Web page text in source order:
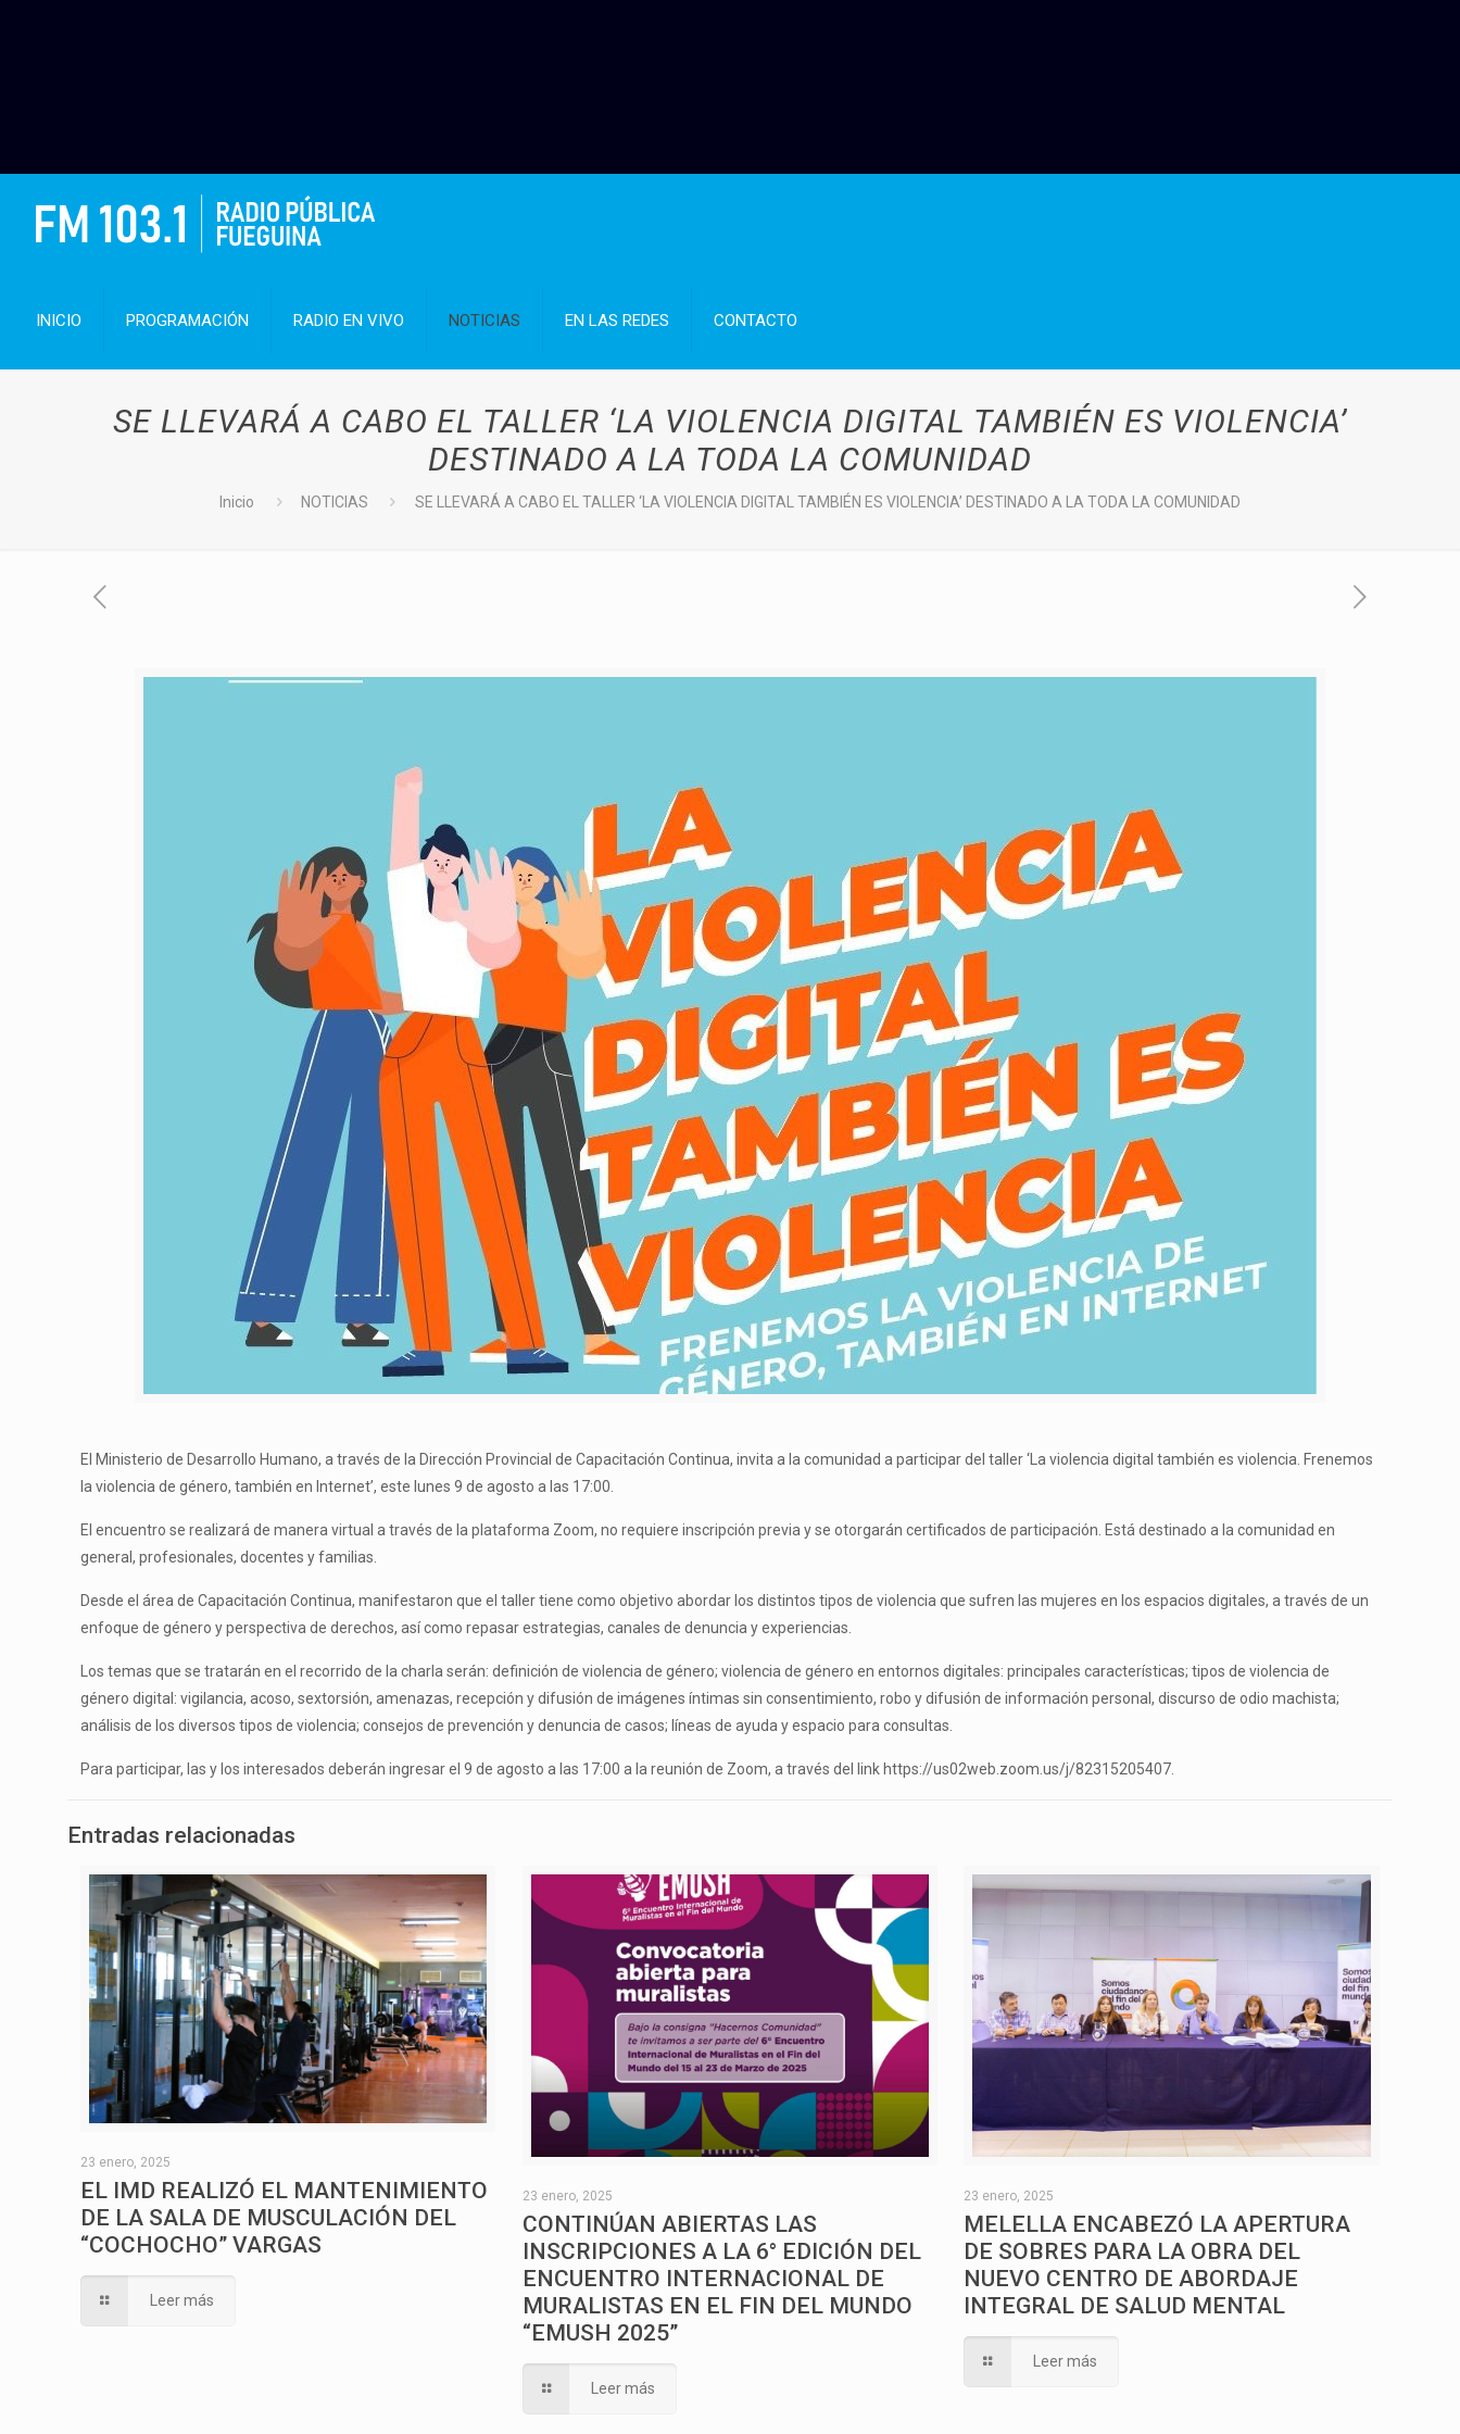
INICIO PROGRAMACIÓN RADIO EN VIVO NOTICIAS EN LAS REDES CONTACTO
SE LLEVARÁ A CABO EL TALLER ‘LA VIOLENCIA DIGITAL TAMBIÉN ES VIOLENCIA’
DESTINADO A LA TODA LA COMUNIDAD
Inicio NOTICIAS SE LLEVARÁ A CABO EL TALLER ‘LA VIOLENCIA DIGITAL TAMBIÉN ES VIOLENCIA’ DESTINADO A LA TODA LA COMUNIDAD
El Ministerio de Desarrollo Humano, a través de la Dirección Provincial de Capacitación Continua, invita a la comunidad a participar del taller ‘La violencia digital también es violencia. Frenemos
la violencia de género, también en Internet’, este lunes 9 de agosto a las 17:00.
El encuentro se realizará de manera virtual a través de la plataforma Zoom, no requiere inscripción previa y se otorgarán certificados de participación. Está destinado a la comunidad en
general, profesionales, docentes y familias.
Desde el área de Capacitación Continua, manifestaron que el taller tiene como objetivo abordar los distintos tipos de violencia que sufren las mujeres en los espacios digitales, a través de un
enfoque de género y perspectiva de derechos, así como repasar estrategias, canales de denuncia y experiencias.
Los temas que se tratarán en el recorrido de la charla serán: definición de violencia de género; violencia de género en entornos digitales: principales características; tipos de violencia de
género digital: vigilancia, acoso, sextorsión, amenazas, recepción y difusión de imágenes íntimas sin consentimiento, robo y difusión de información personal, discurso de odio machista;
análisis de los diversos tipos de violencia; consejos de prevención y denuncia de casos; líneas de ayuda y espacio para consultas.
Para participar, las y los interesados deberán ingresar el 9 de agosto a las 17:00 a la reunión de Zoom, a través del link https://us02web.zoom.us/j/82315205407.
Entradas relacionadas
23 enero, 2025
EL IMD REALIZÓ EL MANTENIMIENTO
DE LA SALA DE MUSCULACIÓN DEL
“COCHOCHO” VARGAS
Leer más
23 enero, 2025
CONTINÚAN ABIERTAS LAS
INSCRIPCIONES A LA 6° EDICIÓN DEL
ENCUENTRO INTERNACIONAL DE
MURALISTAS EN EL FIN DEL MUNDO
“EMUSH 2025”
Leer más
23 enero, 2025
MELELLA ENCABEZÓ LA APERTURA
DE SOBRES PARA LA OBRA DEL
NUEVO CENTRO DE ABORDAJE
INTEGRAL DE SALUD MENTAL
Leer más